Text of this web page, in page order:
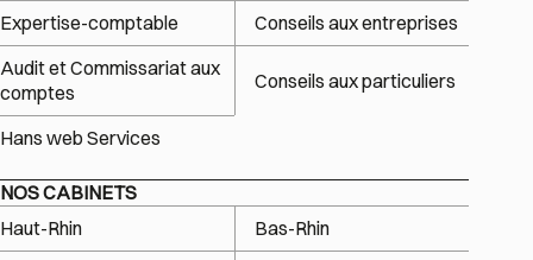
Expertise-comptable
Conseils aux entreprises
Audit et Commissariat aux
comptes
Conseils aux particuliers
Hans web Services
NOS CABINETS
Haut-Rhin
Bas-Rhin